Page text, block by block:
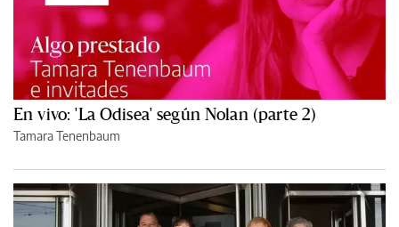
En vivo: 'La Odisea' según Nolan (parte 2)
Tamara Tenenbaum